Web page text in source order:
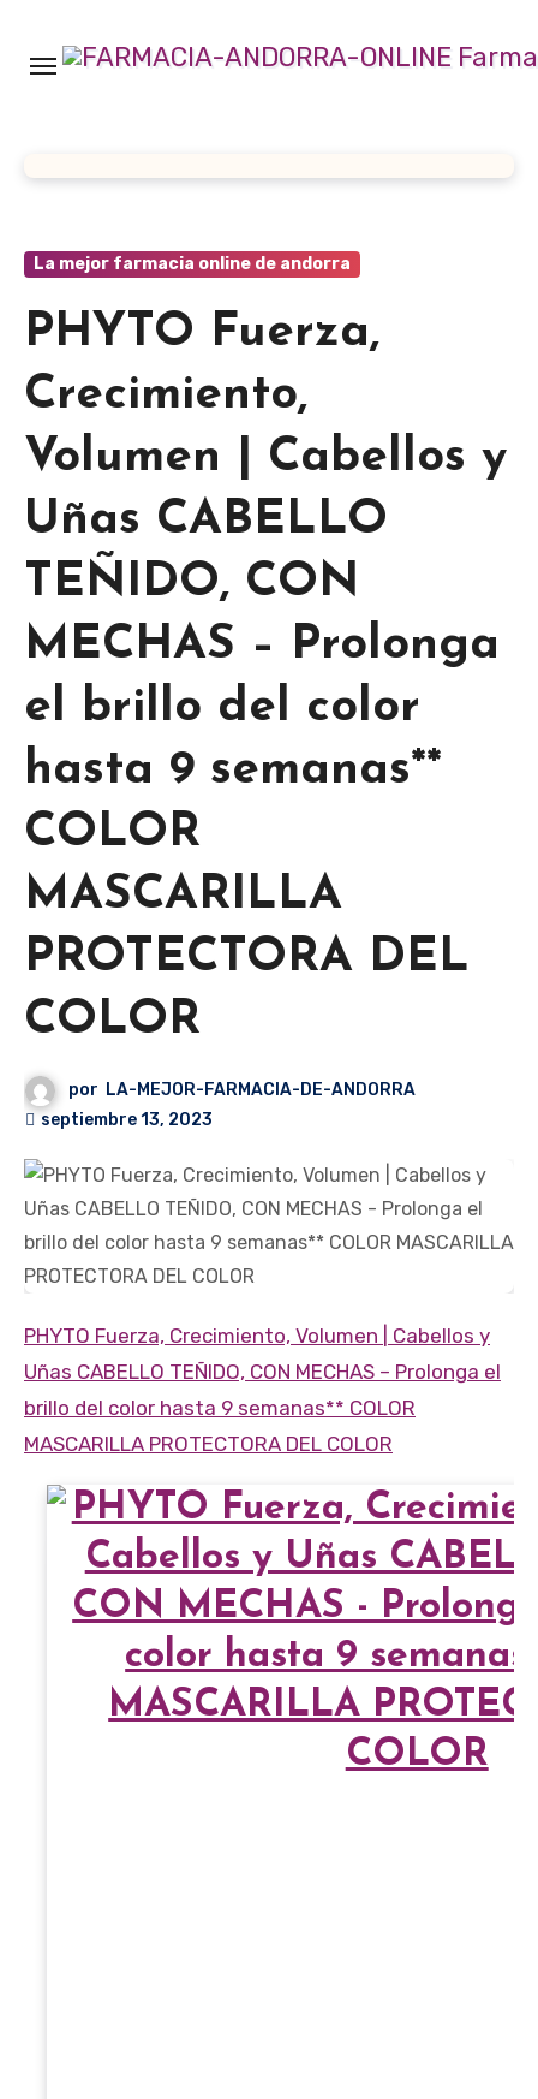
contenido
La mejor farmacia online de andorra
PHYTO Fuerza,
Crecimiento,
Volumen | Cabellos y
Uñas CABELLO
TEÑIDO, CON
MECHAS – Prolonga
el brillo del color
hasta 9 semanas**
COLOR
MASCARILLA
PROTECTORA DEL
COLOR
por LA-MEJOR-FARMACIA-DE-ANDORRA
septiembre 13, 2023
PHYTO Fuerza, Crecimiento, Volumen | Cabellos y
Uñas CABELLO TEÑIDO, CON MECHAS – Prolonga el
brillo del color hasta 9 semanas** COLOR
MASCARILLA PROTECTORA DEL COLOR